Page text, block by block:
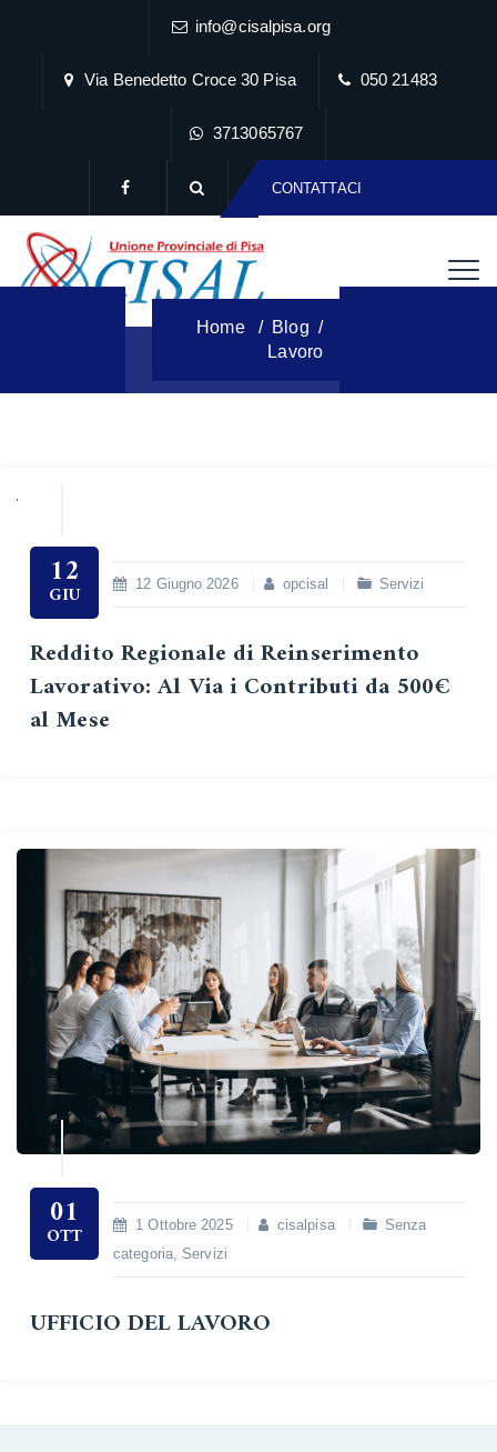
info@cisalpisa.org
Via Benedetto Croce 30 Pisa 050 21483
3713065767
CONTATTACI
Tag Archives:Lavoro
Home / Blog /
Lavoro
12
GIU 12 Giugno 2026 opcisal Servizi
Reddito Regionale di Reinserimento
Lavorativo: Al Via i Contributi da 500€
al Mese
01
OTT 1 Ottobre 2025 cisalpisa
Senza
categoria, Servizi
UFFICIO DEL LAVORO